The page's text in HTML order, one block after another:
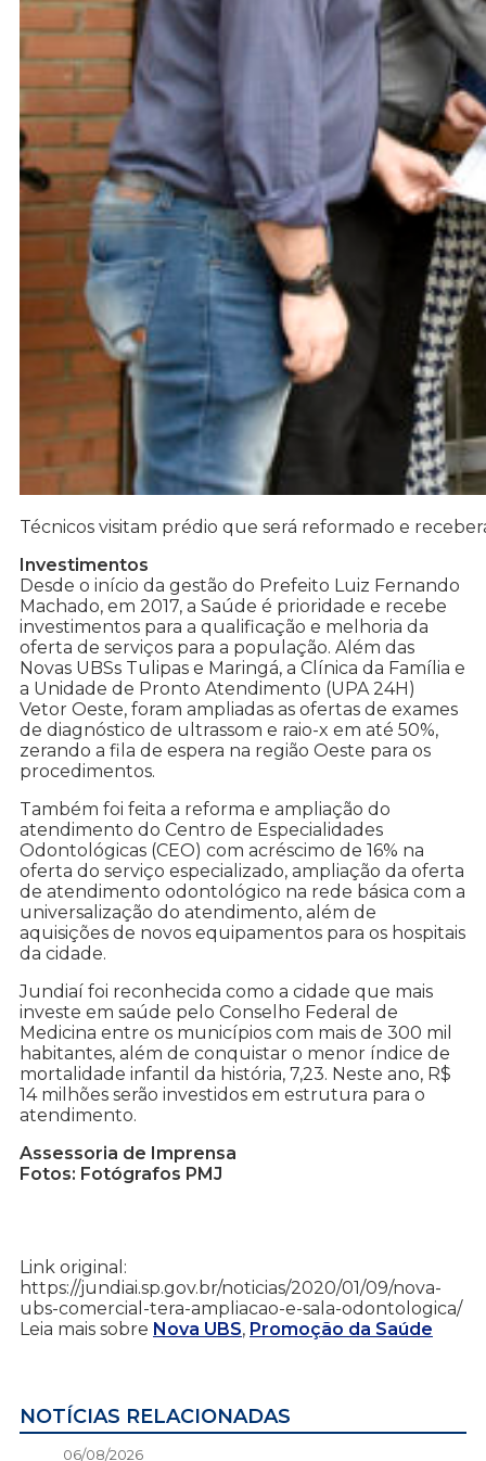
Técnicos visitam prédio que será reformado e
Investimentos
Desde o início da gestão do Prefeito Luiz Fernando
Machado, em 2017, a Saúde é prioridade e recebe
investimentos para a qualificação e melhoria da
oferta de serviços para a população. Além das
Novas UBSs Tulipas e Maringá, a Clínica da Família e
a Unidade de Pronto Atendimento (UPA 24H)
Vetor Oeste, foram ampliadas as ofertas de exames
de diagnóstico de ultrassom e raio-x em até 50%,
zerando a fila de espera na região Oeste para os
procedimentos.
Também foi feita a reforma e ampliação do
atendimento do Centro de Especialidades
Odontológicas (CEO) com acréscimo de 16% na
oferta do serviço especializado, ampliação da oferta
de atendimento odontológico na rede básica com a
universalização do atendimento, além de
aquisições de novos equipamentos para os hospitais
da cidade.
Jundiaí foi reconhecida como a cidade que mais
investe em saúde pelo Conselho Federal de
Medicina entre os municípios com mais de 300 mil
habitantes, além de conquistar o menor índice de
mortalidade infantil da história, 7,23. Neste ano, R$
14 milhões serão investidos em estrutura para o
atendimento.
Assessoria de Imprensa
Fotos: Fotógrafos PMJ
Link original:
https://jundiai.sp.gov.br/noticias/2020/01/09/nova-
ubs-comercial-tera-ampliacao-e-sala-odontologica/
Leia mais sobre Nova UBS, Promoção da Saúde
NOTÍCIAS RELACIONADAS
06/08/2026